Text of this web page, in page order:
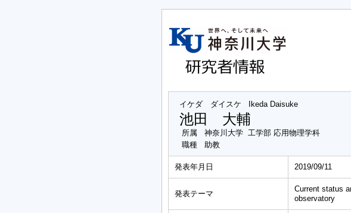
イケダ ダイスケ Ikeda Daisuke
池田 大輔
所属
神奈川大学 工学部 応用物理学科
職種
助教
発表年月日 2019/09/11
発表テーマ
Current status
observatory